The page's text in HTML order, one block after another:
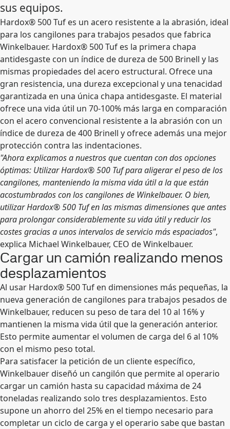
sus equipos.
Hardox® 500 Tuf es un acero resistente a la abrasión, ideal
para los cangilones para trabajos pesados que fabrica
Winkelbauer. Hardox® 500 Tuf es la primera chapa
antidesgaste con un índice de dureza de 500 Brinell y las
mismas propiedades del acero estructural. Ofrece una
gran resistencia, una dureza excepcional y una tenacidad
garantizada en una única chapa antidesgaste. El material
ofrece una vida útil un 70-100% más larga en comparación
con el acero convencional resistente a la abrasión con un
índice de dureza de 400 Brinell y ofrece además una mejor
protección contra las indentaciones.
"Ahora explicamos a nuestros que cuentan con dos opciones
óptimas: Utilizar Hardox® 500 Tuf para aligerar el peso de los
cangilones, manteniendo la misma vida útil a la que están
acostumbrados con los cangilones de Winkelbauer. O bien,
utilizar Hardox® 500 Tuf en las mismas dimensiones que antes
para prolongar considerablemente su vida útil y reducir los
costes gracias a unos intervalos de servicio más espaciados",
explica Michael Winkelbauer, CEO de Winkelbauer.
Cargar un camión realizando menos
desplazamientos
Al usar Hardox® 500 Tuf en dimensiones más pequeñas, la
nueva generación de cangilones para trabajos pesados de
Winkelbauer, reducen su peso de tara del 10 al 16% y
mantienen la misma vida útil que la generación anterior.
Esto permite aumentar el volumen de carga del 6 al 10%
con el mismo peso total.
Para satisfacer la petición de un cliente específico,
Winkelbauer diseñó un cangilón que permite al operario
cargar un camión hasta su capacidad máxima de 24
toneladas realizando solo tres desplazamientos. Esto
supone un ahorro del 25% en el tiempo necesario para
completar un ciclo de carga y el operario sabe que bastan